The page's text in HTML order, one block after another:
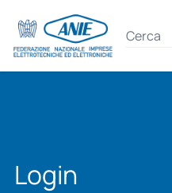
Login